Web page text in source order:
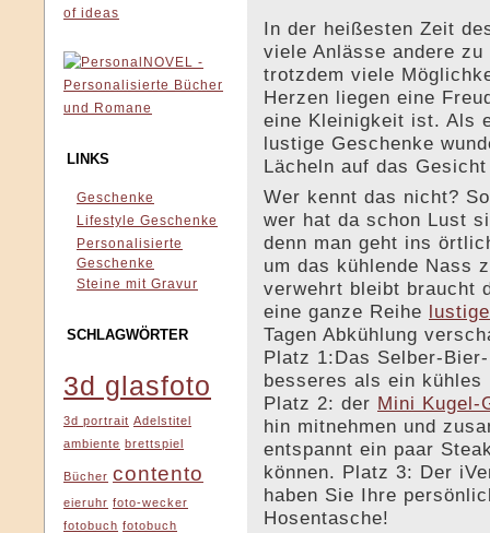
LINKS
Geschenke
Lifestyle Geschenke
Personalisierte
Geschenke
Steine mit Gravur
SCHLAGWÖRTER
3d glasfoto
3d portrait Adelstitel
ambiente brettspiel
Bücher contento
eieruhr foto-wecker
fotobuch fotobuch
In der heißesten Zeit
viele Anlässe andere
trotzdem viele
Herzen liegen eine
eine Kleinigkeit ist. Als
lustige Geschenke
Lächeln auf das
Wer kennt das nicht?
wer hat da schon Lust
denn man geht ins
um das kühlende Nass
verwehrt bleibt braucht
eine ganze Reihe
Tagen Abkühlung
Platz 1:Das Selber-
besseres als ein kühles
Platz 2: der Mini Kugel-
hin mitnehmen und
entspannt ein paar
können. Platz 3: Der
haben Sie Ihre
Hosentasche!